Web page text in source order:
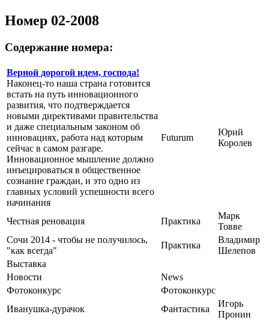
Номер 02-2008
Содержание номера:
Верной дорогой идем, господа!
Наконец-то наша страна готовится
встать на путь инновационного
развития, что подтверждается
новыми директивами правительства
и даже специальным законом об
инновациях, работа над которым
сейчас в самом разгаре.
Инновационное мышление должно
инъецироваться в общественное
сознание граждан, и это одно из
главных условий успешности всего
начинания
Futurum
Юрий
Королев
Честная реновация Практика
Марк
Товве
Сочи 2014 - чтобы не получилось,
"как всегда"
Практика
Владимир
Шелепов
Выставка
Новости
News
Фотоконкурс
Фотоконкурс
Иванушка-дурачок
Фантастика
Игорь
Пронин